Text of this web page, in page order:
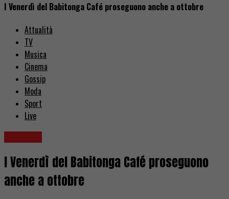
I Venerdì del Babitonga Café proseguono anche a ottobre
Attualità
TV
Musica
Cinema
Gossip
Moda
Sport
Live
I Venerdì del Babitonga Café proseguono
anche a ottobre